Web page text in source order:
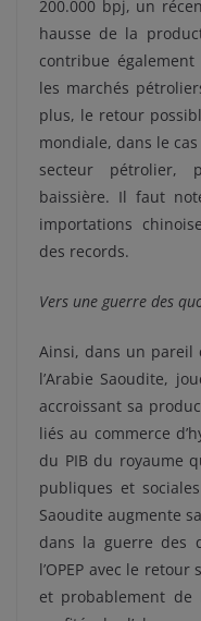
200.000 bpj, un
hausse de la
contribue
les marchés
plus, le retour
mondiale, dans le
secteur pétrolier,
baissière. Il faut
importations
des records.
Vers une guerre des
Ainsi, dans un pareil
l’Arabie Saoudite,
accroissant sa
liés au commerce
du PIB du royaume
publiques et
Saoudite augmente
dans la guerre des
l’OPEP avec le
et probablement de